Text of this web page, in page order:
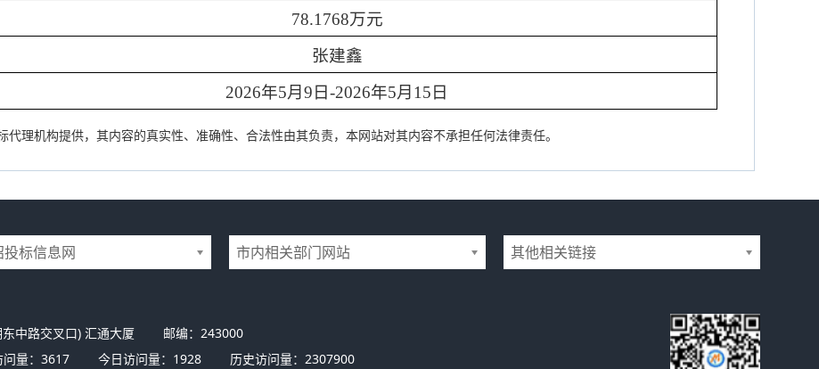
78.1768万元
张建鑫
2026年5月 9 日 -2026年5月 15 日
理机构提供，其内容的真实性、准确性、合法性由其负责，本网站对其内容不承担任何法律责任。
投标信息网 市内相关部门网站 其他相关链接
中路交叉口) 汇通大厦
邮编：243000
量： 3617 今日访问量： 1928 历史访问量： 2307900